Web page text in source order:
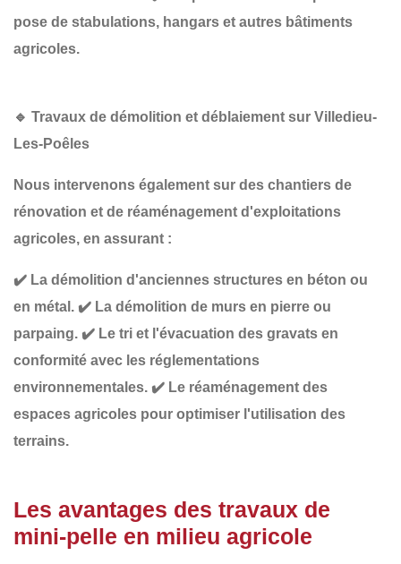
pose de stabulations, hangars et autres bâtiments
agricoles.
🔹 Travaux de démolition et déblaiement sur Villedieu-
Les-Poêles
Nous intervenons également sur des chantiers de
rénovation et de réaménagement d'exploitations
agricoles, en assurant :
✔️ La démolition d'anciennes structures en béton ou
en métal. ✔️ La démolition de murs en pierre ou
parpaing. ✔️ Le tri et l'évacuation des gravats en
conformité avec les réglementations
environnementales. ✔️ Le réaménagement des
espaces agricoles pour optimiser l'utilisation des
terrains.
Les avantages des travaux de
mini-pelle en milieu agricole